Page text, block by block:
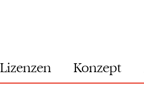
Lizenzen Konzept